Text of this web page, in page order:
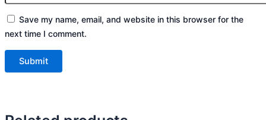
Save my name, email, and website in this browser for the
next time I comment.